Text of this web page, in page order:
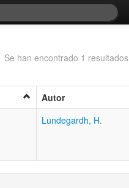
Se han encontrado 1 resultados
Autor
Lundegardh, H.